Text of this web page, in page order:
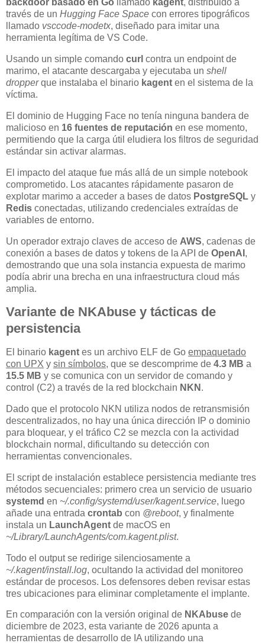
backdoor basado en Go llamado kagent, distribuido a
través de un Hugging Face Space con errores tipográficos
llamado vsccode-modetx, diseñado para imitar una
herramienta legítima de VS Code.
Usando un simple comando curl contra un endpoint de
marimo, el atacante descargaba y ejecutaba un shell
dropperque instalaba el binario kagent en el sistema de la
víctima.
El dominio de Hugging Face no tenía ninguna bandera de
malicioso en 16 fuentes de reputación en ese momento,
permitiendo que la carga útil eludiera los filtros de seguridad
estándar sin activar alarmas.
El impacto del ataque fue más allá de un simple notebook
comprometido. Los atacantes rápidamente pasaron de
explotar marimo a acceder a bases de datos PostgreSQL y
Redis conectadas, utilizando credenciales extraídas de
variables de entorno.
Un operador extrajo claves de acceso de AWS, cadenas de
conexión a bases de datos y tokens de la API de OpenAI ,
demostrando que una sola instancia expuesta de marimo
podía abrir una brecha en una infraestructura cloud más
amplia.
Variante de NKAbuse y tácticas de
persistencia
El binario kagent es un archivo ELF de Go empaquetado
con UPX y sin símbolos, que se descomprime de 4.3 MB a
15.5 MB y se comunica con un servidor de comando y
control (C2) a través de la red blockchain NKN .
Dado que el protocolo NKN utiliza nodos de retransmisión
descentralizados, no hay una única dirección IP o dominio
para bloquear, y el tráfico C2 se mezcla con la actividad
blockchain normal, dificultando su detección con
herramientas convencionales.
El script de instalación establece persistencia mediante tres
métodos secuenciales: primero crea un servicio de usuario
systemd en ~/.config/systemd/user/kagent.service, luego
añade una entrada crontab con @reboot, y finalmente
instala un LaunchAgent de macOS en
~/Library/LaunchAgents/com.kagent.plist.
Todo el output se redirige silenciosamente a
~/.kagent/install.log, ocultando la actividad del monitoreo
estándar de procesos. Los defensores deben revisar estas
tres ubicaciones para eliminar completamente el implante.
En comparación con la versión original de NKAbuse de
diciembre de 2023, esta variante de 2026 apunta a
herramientas de desarrollo de IA utilizando una